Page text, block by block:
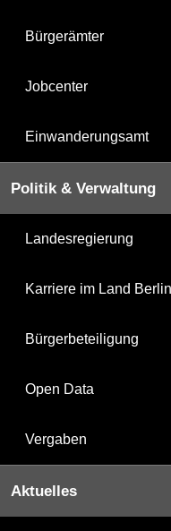
Bürgerämter
Jobcenter
Einwanderungsamt
Politik & Verwaltung
Landesregierung
Karriere im Land Berlin
Bürgerbeteiligung
Open Data
Vergaben
Aktuelles